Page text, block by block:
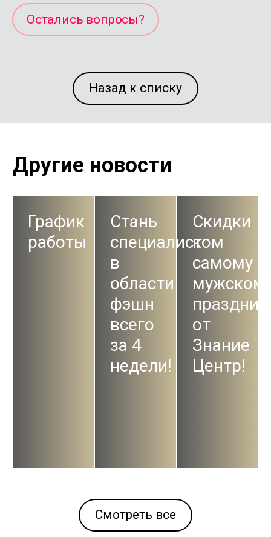
Остались вопросы?
Назад к списку
Другие новости
График
работы
Стань
специалистом
в
области
фэшн
всего
за 4
недели!
Скидки
к
самому
от
Знание
Центр!
Смотреть все